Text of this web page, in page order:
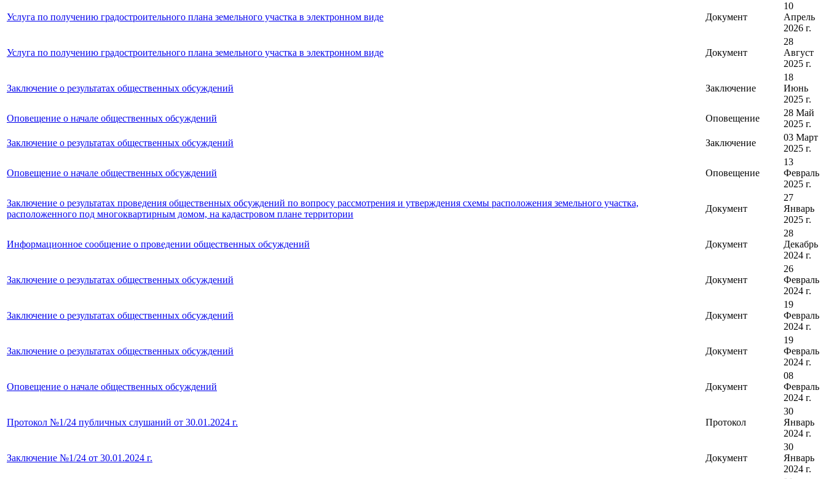
Услуга по получению градостроительного плана земельного участка в электронном виде Документ
10
Апрель
2026 г.
Услуга по получению градостроительного плана земельного участка в электронном виде Документ
28
Август
2025 г.
Заключение о результатах общественных обсуждений Заключение
18
Июнь
2025 г.
Оповещение о начале общественных обсуждений
Оповещение
28 Май
2025 г.
Заключение о результатах общественных обсуждений
Заключение
03 Март
2025 г.
Оповещение о начале общественных обсуждений Оповещение
13
Февраль
2025 г.
Заключение о результатах проведения общественных обсуждений по вопросу рассмотрения и утверждения схемы расположения земельного участка,
расположенного под многоквартирным домом, на кадастровом плане территории
Документ
27
Январь
2025 г.
Информационное сообщение о проведении общественных обсуждений Документ
28
Декабрь
2024 г.
Заключение о результатах общественных обсуждений Документ
26
Февраль
2024 г.
Заключение о результатах общественных обсуждений Документ
19
Февраль
2024 г.
Заключение о результатах общественных обсуждений Документ
19
Февраль
2024 г.
Оповещение о начале общественных обсуждений Документ
08
Февраль
2024 г.
Протокол №1/24 публичных слушаний от 30.01.2024 г. Протокол
30
Январь
2024 г.
Заключение №1/24 от 30.01.2024 г. Документ
30
Январь
2024 г.